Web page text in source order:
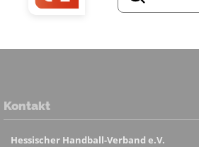
Kontakt
Hessischer Handball-Verband e.V.